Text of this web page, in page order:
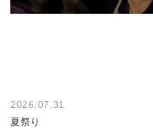
2026.07.31
夏祭り